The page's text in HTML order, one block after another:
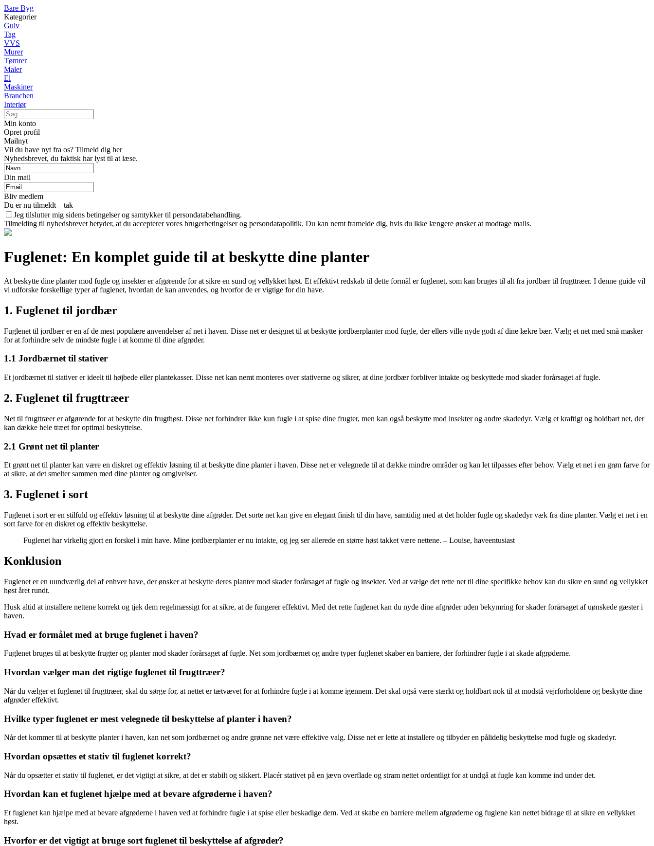
Bare Byg
Kategorier
Gulv
Tag
VVS
Murer
Tømrer
Maler
El
Maskiner
Branchen
Interiør
Min konto
Opret profil
Mailnyt
Vil du have nyt fra os? Tilmeld dig her
Nyhedsbrevet, du faktisk har lyst til at læse.
Din mail
Bliv medlem
Du er nu tilmeldt – tak
Jeg tilslutter mig sidens betingelser og samtykker til persondatabehandling.
Tilmelding til nyhedsbrevet betyder, at du accepterer vores brugerbetingelser og persondatapolitik. Du kan nemt framelde dig, hvis du ikke længere ønsker at modtage mails.
Fuglenet: En komplet guide til at beskytte dine planter
At beskytte dine planter mod fugle og insekter er afgørende for at sikre en sund og vellykket høst. Et effektivt redskab til dette formål er fuglenet, som kan bruges til alt fra jordbær til frugttræer. I denne guide vil
vi udforske forskellige typer af fuglenet, hvordan de kan anvendes, og hvorfor de er vigtige for din have.
1. Fuglenet til jordbær
Fuglenet til jordbær er en af de mest populære anvendelser af net i haven. Disse net er designet til at beskytte jordbærplanter mod fugle, der ellers ville nyde godt af dine lækre bær. Vælg et net med små masker
for at forhindre selv de mindste fugle i at komme til dine afgrøder.
1.1 Jordbærnet til stativer
Et jordbærnet til stativer er ideelt til højbede eller plantekasser. Disse net kan nemt monteres over stativerne og sikrer, at dine jordbær forbliver intakte og beskyttede mod skader forårsaget af fugle.
2. Fuglenet til frugttræer
Net til frugttræer er afgørende for at beskytte din frugthøst. Disse net forhindrer ikke kun fugle i at spise dine frugter, men kan også beskytte mod insekter og andre skadedyr. Vælg et kraftigt og holdbart net, der
kan dække hele træet for optimal beskyttelse.
2.1 Grønt net til planter
Et grønt net til planter kan være en diskret og effektiv løsning til at beskytte dine planter i haven. Disse net er velegnede til at dække mindre områder og kan let tilpasses efter behov. Vælg et net i en grøn farve for
at sikre, at det smelter sammen med dine planter og omgivelser.
3. Fuglenet i sort
Fuglenet i sort er en stilfuld og effektiv løsning til at beskytte dine afgrøder. Det sorte net kan give en elegant finish til din have, samtidig med at det holder fugle og skadedyr væk fra dine planter. Vælg et net i en
sort farve for en diskret og effektiv beskyttelse.
Fuglenet har virkelig gjort en forskel i min have. Mine jordbærplanter er nu intakte, og jeg ser allerede en større høst takket være nettene. – Louise, haveentusiast
Konklusion
Fuglenet er en uundværlig del af enhver have, der ønsker at beskytte deres planter mod skader forårsaget af fugle og insekter. Ved at vælge det rette net til dine specifikke behov kan du sikre en sund og vellykket
høst året rundt.
Husk altid at installere nettene korrekt og tjek dem regelmæssigt for at sikre, at de fungerer effektivt. Med det rette fuglenet kan du nyde dine afgrøder uden bekymring for skader forårsaget af uønskede gæster i
haven.
Hvad er formålet med at bruge fuglenet i haven?
Fuglenet bruges til at beskytte frugter og planter mod skader forårsaget af fugle. Net som jordbærnet og andre typer fuglenet skaber en barriere, der forhindrer fugle i at skade afgrøderne.
Hvordan vælger man det rigtige fuglenet til frugttræer?
Når du vælger et fuglenet til frugttræer, skal du sørge for, at nettet er tætvævet for at forhindre fugle i at komme igennem. Det skal også være stærkt og holdbart nok til at modstå vejrforholdene og beskytte dine
afgrøder effektivt.
Hvilke typer fuglenet er mest velegnede til beskyttelse af planter i haven?
Når det kommer til at beskytte planter i haven, kan net som jordbærnet og andre grønne net være effektive valg. Disse net er lette at installere og tilbyder en pålidelig beskyttelse mod fugle og skadedyr.
Hvordan opsættes et stativ til fuglenet korrekt?
Når du opsætter et stativ til fuglenet, er det vigtigt at sikre, at det er stabilt og sikkert. Placér stativet på en jævn overflade og stram nettet ordentligt for at undgå at fugle kan komme ind under det.
Hvordan kan et fuglenet hjælpe med at bevare afgrøderne i haven?
Et fuglenet kan hjælpe med at bevare afgrøderne i haven ved at forhindre fugle i at spise eller beskadige dem. Ved at skabe en barriere mellem afgrøderne og fuglene kan nettet bidrage til at sikre en vellykket
høst.
Hvorfor er det vigtigt at bruge sort fuglenet til beskyttelse af afgrøder?